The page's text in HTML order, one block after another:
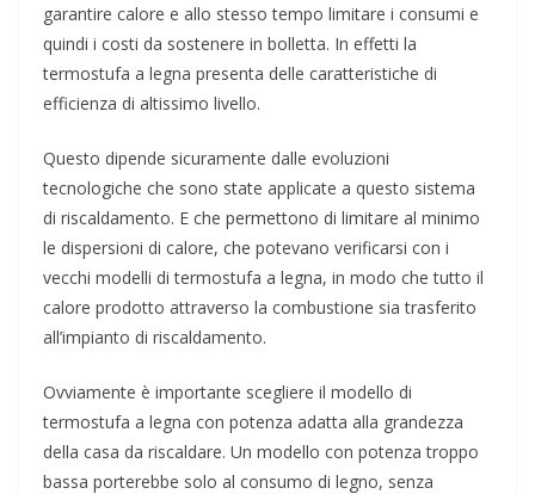
garantire calore e allo stesso tempo limitare i consumi e
quindi i costi da sostenere in bolletta. In effetti la
termostufa a legna presenta delle caratteristiche di
efficienza di altissimo livello.
Questo dipende sicuramente dalle evoluzioni
tecnologiche che sono state applicate a questo sistema
di riscaldamento. E che permettono di limitare al minimo
le dispersioni di calore, che potevano verificarsi con i
vecchi modelli di termostufa a legna, in modo che tutto il
calore prodotto attraverso la combustione sia trasferito
all’impianto di riscaldamento.
Ovviamente è importante scegliere il modello di
termostufa a legna con potenza adatta alla grandezza
della casa da riscaldare. Un modello con potenza troppo
bassa porterebbe solo al consumo di legno, senza